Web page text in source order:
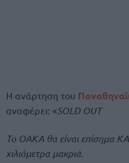
Η ανάρτηση του
αναφέρει: «SOLD OUT
Το ΟΑΚΑ θα είναι επίσημα
χιλιόμετρα μακριά.